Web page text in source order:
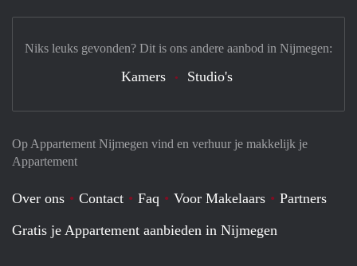
Op Appartement Nijmegen vind en verhuur je makkelijk je
Appartement
Over ons Contact Faq Voor Makelaars
Partners
Gratis je Appartement aanbieden in Nijmegen
Niks leuks gevonden? Dit is ons andere aanbod in Nijmegen:
Kamers Studio's